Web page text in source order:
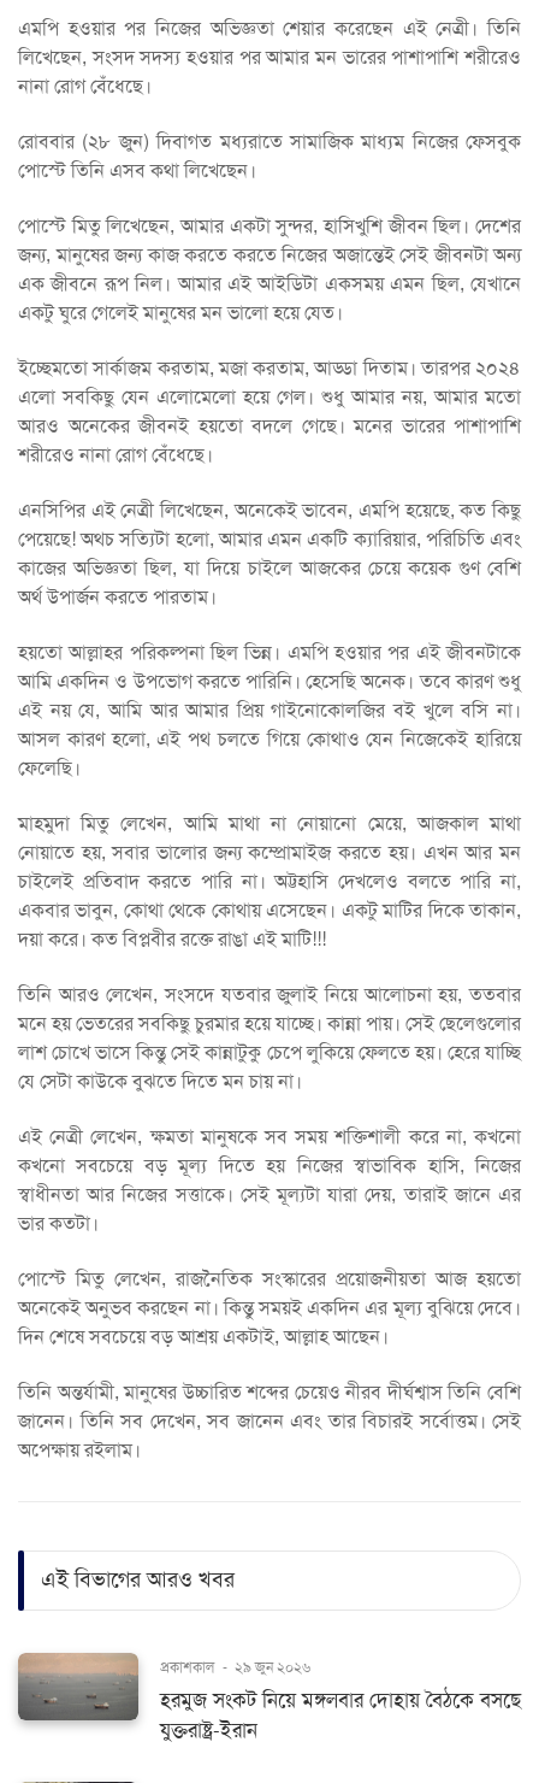
এমপি হওয়ার পর নিজের অভিজ্ঞতা শেয়ার করেছেন এই নেত্রী। তিনি
লিখেছেন, সংসদ সদস্য হওয়ার পর আমার মন ভারের পাশাপাশি শরীরেও
নানা রোগ বেঁধেছে।
রোববার (২৮ জুন) দিবাগত মধ্যরাতে সামাজিক মাধ্যম নিজের ফেসবুক
পোস্টে তিনি এসব কথা লিখেছেন।
পোস্টে মিতু লিখেছেন, আমার একটা সুন্দর, হাসিখুশি জীবন ছিল। দেশের
জন্য, মানুষের জন্য কাজ করতে করতে নিজের অজান্তেই সেই জীবনটা অন্য
এক জীবনে রূপ নিল। আমার এই আইডিটা একসময় এমন ছিল, যেখানে
একটু ঘুরে গেলেই মানুষের মন ভালো হয়ে যেত।
ইচ্ছেমতো সার্কাজম করতাম, মজা করতাম, আড্ডা দিতাম। তারপর ২০২৪
এলো সবকিছু যেন এলোমেলো হয়ে গেল। শুধু আমার নয়, আমার মতো
আরও অনেকের জীবনই হয়তো বদলে গেছে। মনের ভারের পাশাপাশি
শরীরেও নানা রোগ বেঁধেছে।
এনসিপির এই নেত্রী লিখেছেন, অনেকেই ভাবেন, এমপি হয়েছে, কত কিছু
পেয়েছে! অথচ সত্যিটা হলো, আমার এমন একটি ক্যারিয়ার, পরিচিতি এবং
কাজের অভিজ্ঞতা ছিল, যা দিয়ে চাইলে আজকের চেয়ে কয়েক গুণ বেশি
অর্থ উপার্জন করতে পারতাম।
হয়তো আল্লাহর পরিকল্পনা ছিল ভিন্ন। এমপি হওয়ার পর এই জীবনটাকে
আমি একদিন ও উপভোগ করতে পারিনি। হেসেছি অনেক। তবে কারণ শুধু
এই নয় যে, আমি আর আমার প্রিয় গাইনোকোলজির বই খুলে বসি না।
আসল কারণ হলো, এই পথ চলতে গিয়ে কোথাও যেন নিজেকেই হারিয়ে
ফেলেছি।
মাহমুদা মিতু লেখেন, আমি মাথা না নোয়ানো মেয়ে, আজকাল মাথা
নোয়াতে হয়, সবার ভালোর জন্য কম্প্রোমাইজ করতে হয়। এখন আর মন
চাইলেই প্রতিবাদ করতে পারি না। অট্টহাসি দেখলেও বলতে পারি না,
একবার ভাবুন, কোথা থেকে কোথায় এসেছেন। একটু মাটির দিকে তাকান,
দয়া করে। কত বিপ্লবীর রক্তে রাঙা এই মাটি!!!
তিনি আরও লেখেন, সংসদে যতবার জুলাই নিয়ে আলোচনা হয়, ততবার
মনে হয় ভেতরের সবকিছু চুরমার হয়ে যাচ্ছে। কান্না পায়। সেই ছেলেগুলোর
লাশ চোখে ভাসে কিন্তু সেই কান্নাটুকু চেপে লুকিয়ে ফেলতে হয়। হেরে যাচ্ছি
যে সেটা কাউকে বুঝতে দিতে মন চায় না।
এই নেত্রী লেখেন, ক্ষমতা মানুষকে সব সময় শক্তিশালী করে না, কখনো
কখনো সবচেয়ে বড় মূল্য দিতে হয় নিজের স্বাভাবিক হাসি, নিজের
স্বাধীনতা আর নিজের সত্তাকে। সেই মূল্যটা যারা দেয়, তারাই জানে এর
ভার কতটা।
পোস্টে মিতু লেখেন, রাজনৈতিক সংস্কারের প্রয়োজনীয়তা আজ হয়তো
অনেকেই অনুভব করছেন না। কিন্তু সময়ই একদিন এর মূল্য বুঝিয়ে দেবে।
দিন শেষে সবচেয়ে বড় আশ্রয় একটাই, আল্লাহ আছেন।
তিনি অন্তর্যামী, মানুষের উচ্চারিত শব্দের চেয়েও নীরব দীর্ঘশ্বাস তিনি বেশি
জানেন। তিনি সব দেখেন, সব জানেন এবং তার বিচারই সর্বোত্তম। সেই
অপেক্ষায় রইলাম।
এই বিভাগের আরও খবর
প্রকাশকাল - ২৯ জুন ২০২৬
হরমুজ সংকট নিয়ে মঙ্গলবার দোহায় বৈঠকে বসছে
যুক্তরাষ্ট্র-ইরান